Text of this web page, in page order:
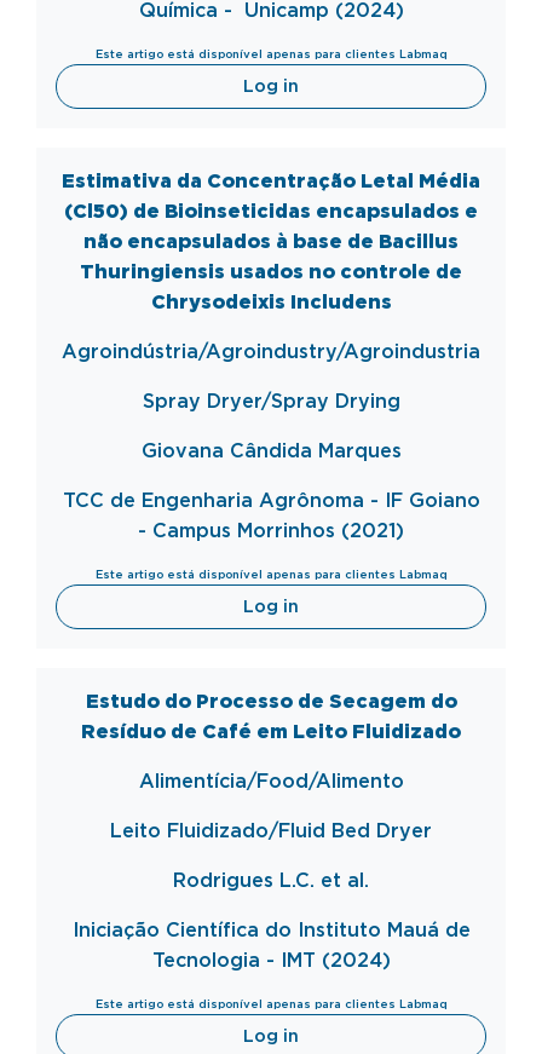
Química - Unicamp (2024)
Este artigo está disponível apenas para clientes Labmaq
Log in
Estimativa da Concentração Letal Média
(Cl50) de Bioinseticidas encapsulados e
não encapsulados à base de Bacillus
Thuringiensis usados no controle de
Chrysodeixis Includens
Agroindústria/Agroindustry/Agroindustria
Spray Dryer/Spray Drying
Giovana Cândida Marques
TCC de Engenharia Agrônoma - IF Goiano
- Campus Morrinhos (2021)
Este artigo está disponível apenas para clientes Labmaq
Log in
Estudo do Processo de Secagem do
Resíduo de Café em Leito Fluidizado
Alimentícia/Food/Alimento
Leito Fluidizado/Fluid Bed Dryer
Rodrigues L.C. et al.
Iniciação Científica do Instituto Mauá de
Tecnologia - IMT (2024)
Este artigo está disponível apenas para clientes Labmaq
Log in